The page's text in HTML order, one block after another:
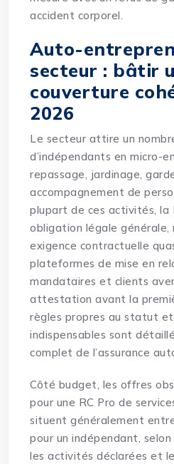
accident corporel.
Auto-
secteur : bâtir
couverture
2026
Le secteur attire un
d’indépendants en micro-
repassage, jardinage,
accompagnement de
plupart de ces activités, la
obligation légale générale,
exigence contractuelle
plateformes de mise en
mandataires et clients
attestation avant la
règles propres au statut
indispensables sont
complet de l’assurance
Côté budget, les offres
pour une RC Pro de
situent généralement
pour un indépendant,
les activités déclarées et